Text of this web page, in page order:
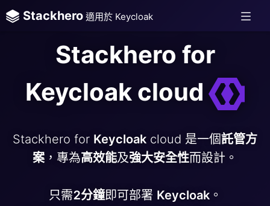
Stackhero 適用於 Keycloak
Stackhero for
Keycloak cloud
Stackhero for Keycloak cloud 是一個託管方
案 ，專為高效能及強大安全性而設計。
只需2分鐘即可部署 Keycloak。